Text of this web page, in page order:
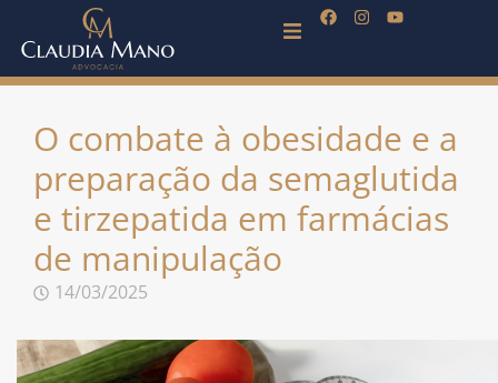
O combate à obesidade e a
preparação da semaglutida
e tirzepatida em farmácias
de manipulação
14/03/2025